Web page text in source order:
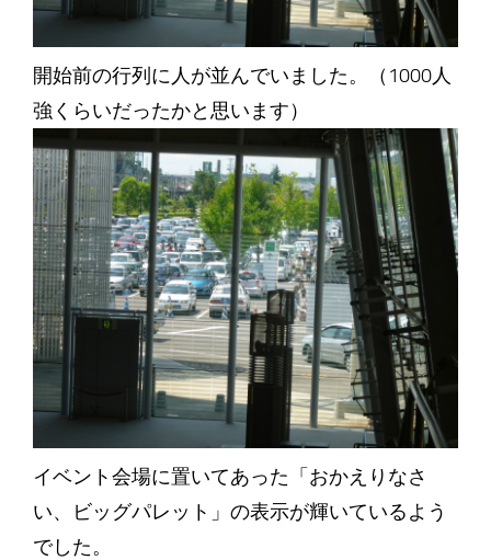
開始前の行列に人が並んでいました。（1000人
強くらいだったかと思います）
イベント会場に置いてあった「おかえりなさ
い、ビッグパレット」の表示が輝いているよう
でした。